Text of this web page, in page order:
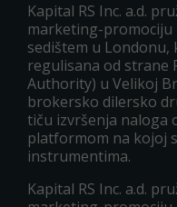
Kapital RS Inc. a.d.
marketing-promociju
sedištem u
regulisana od strane
Authority) u Velikoj
brokersko dilersko
tiču izvršenja naloga
platformom na kojoj
instrumentima.
Kapital RS Inc. a.d.